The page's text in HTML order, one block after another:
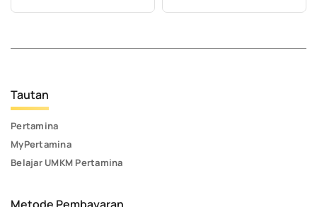
Tautan
Pertamina
MyPertamina
Belajar UMKM Pertamina